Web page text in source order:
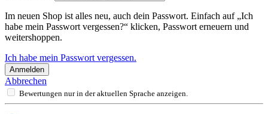
Im neuen Shop ist alles neu, auch dein Passwort. Einfach auf „Ich
habe mein Passwort vergessen?“ klicken, Passwort erneuern und
weitershoppen.
Ich habe mein Passwort vergessen.
Anmelden
Abbrechen
Bewertungen nur in der aktuellen Sprache anzeigen.